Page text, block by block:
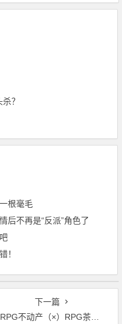
？
根毫毛
后不再是“反派”角色了
！
下一篇
RPG不动产（×）RPG茶馆（√），芳文社yyds